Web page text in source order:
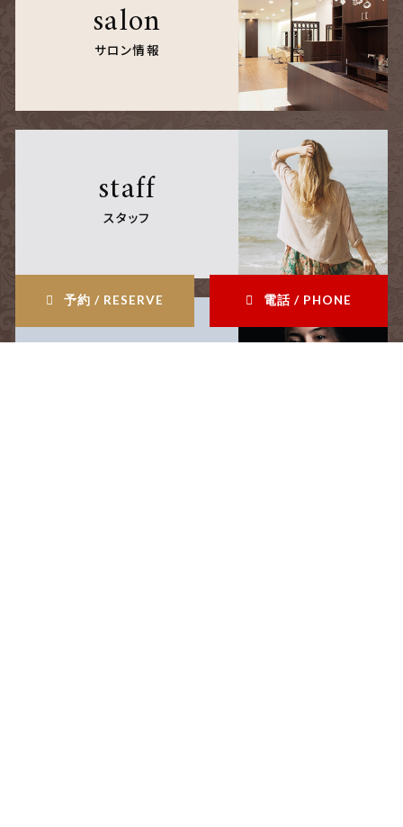
予約 / RESERVE 電話 / PHONE
salon
サロン情報
staff
スタッフ
blog